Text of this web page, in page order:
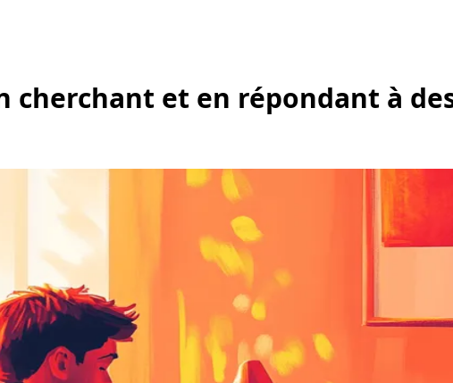
cherchant et en répondant à